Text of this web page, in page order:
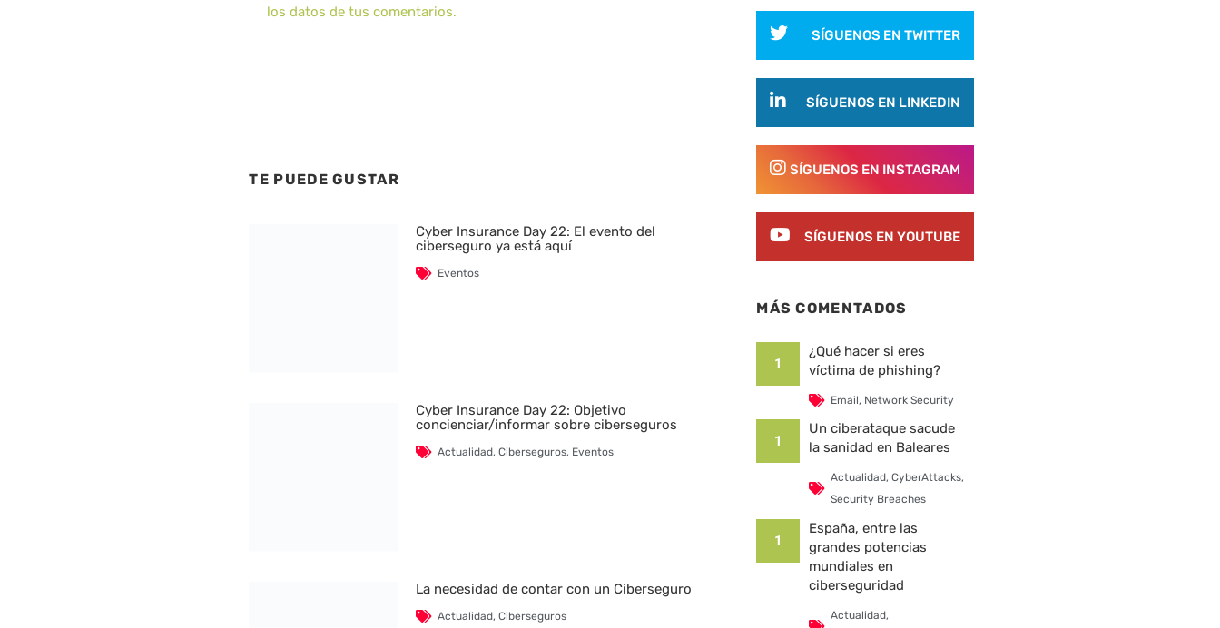
los datos de tus comentarios.
TE PUEDE GUSTAR
Cyber Insurance Day 22: El evento del
ciberseguro ya está aquí
Eventos
Cyber Insurance Day 22: Objetivo
concienciar/informar sobre ciberseguros
Actualidad, Ciberseguros, Eventos
La necesidad de contar con un Ciberseguro
Actualidad, Ciberseguros
SÍGUENOS EN TWITTER
SÍGUENOS EN LINKEDIN
SÍGUENOS EN INSTAGRAM
SÍGUENOS EN YOUTUBE
MÁS COMENTADOS
1
¿Qué hacer si eres
víctima de phishing?
Email, Network Security
1
Un ciberataque sacude
la sanidad en Baleares
Actualidad, CyberAttacks,
Security Breaches
1
España, entre las
grandes potencias
mundiales en
ciberseguridad
Actualidad,